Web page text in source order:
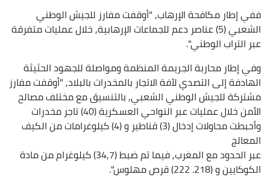
ففي إطار مكافحة الإرهاب, "أوقفت مفارز للجيش الوطني
الشعبي (5) عناصر دعم للجماعات الإرهابية, خلال عمليات متفرقة
عبر التراب الوطني".
وفي إطار محاربة الجريمة المنظمة ومواصلة للجهود الحثيثة
الهادفة إلى التصدي لآفة الاتجار بالمخدرات بالبلاد, "أوقفت مفارز
مشتركة للجيش الوطني الشعبي, بالتنسيق مع مختلف مصالح
الأمن خلال عمليات عبر النواحي العسكرية (40) تاجر مخدرات
وأحبطت محاولات إدخال (3) قناطير و (4) كيلوغرامات من الكيف
المعالج
عبر الحدود مع المغرب, فيما تم ضبط (34,7) كيلوغرام من مادة
الكوكايين و (218. 222) قرص مهلوس".